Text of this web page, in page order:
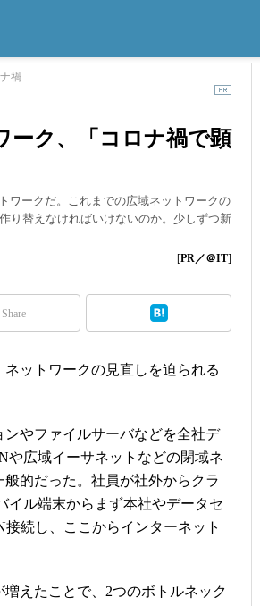
禍...
ーク、「コロナ禍で顕
ワークだ。これまでの広域ネットワークの
り替えなければいけないのか。少しずつ新
[PR／＠IT]
Share
ットワークの見直しを迫られる
やファイルサーバなどを全社デ
や広域イーサネットなどの閉域ネ
的だった。社員が社外からクラ
イル端末からまず本社やデータセ
続し、ここからインターネット
えたことで、2つのボトルネック